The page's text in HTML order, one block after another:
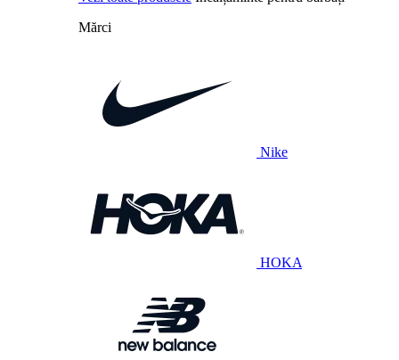
Mărci
Nike
HOKA